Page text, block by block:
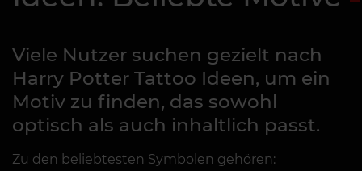
Viele Nutzer suchen gezielt nach
Harry Potter Tattoo Ideen, um ein
Motiv zu finden, das sowohl
optisch als auch inhaltlich passt.
Zu den beliebtesten Symbolen gehören: